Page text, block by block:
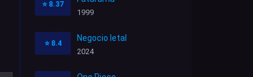
⭐ 8.37
1999
⭐ 8.4
Negocio letal
2024